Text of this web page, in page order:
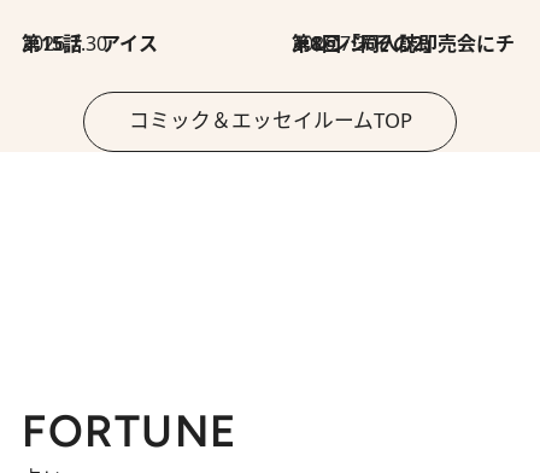
2026.7.30
第15話 アイス 2026.7.30
第8回「同人誌即売会にチャレンジ その2」
コミック＆エッセイルームTOP
FORTUNE